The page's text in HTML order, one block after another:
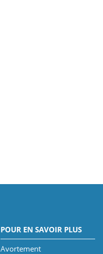
POUR EN SAVOIR PLUS
Avortement